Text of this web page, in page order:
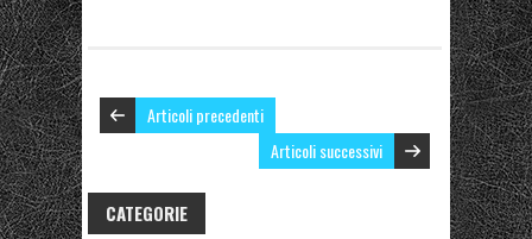
Articoli precedenti
Articoli successivi
CATEGORIE